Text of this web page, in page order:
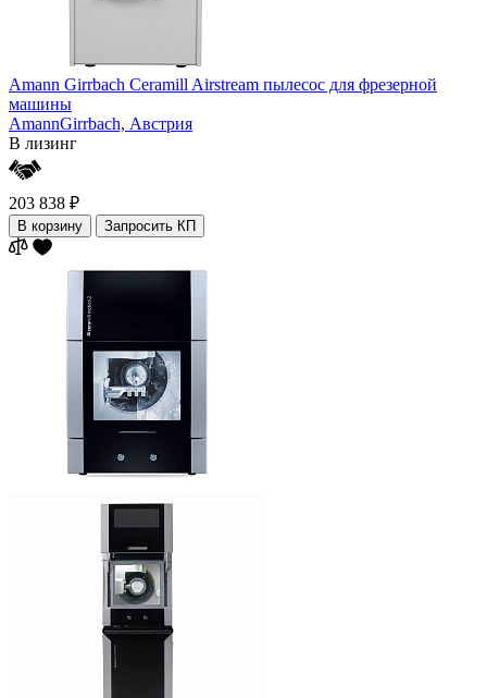
Amann Girrbach Ceramill Airstream пылесос для фрезерной
машины
AmannGirrbach, Австрия
В лизинг
203 838 ₽
В корзину Запросить КП